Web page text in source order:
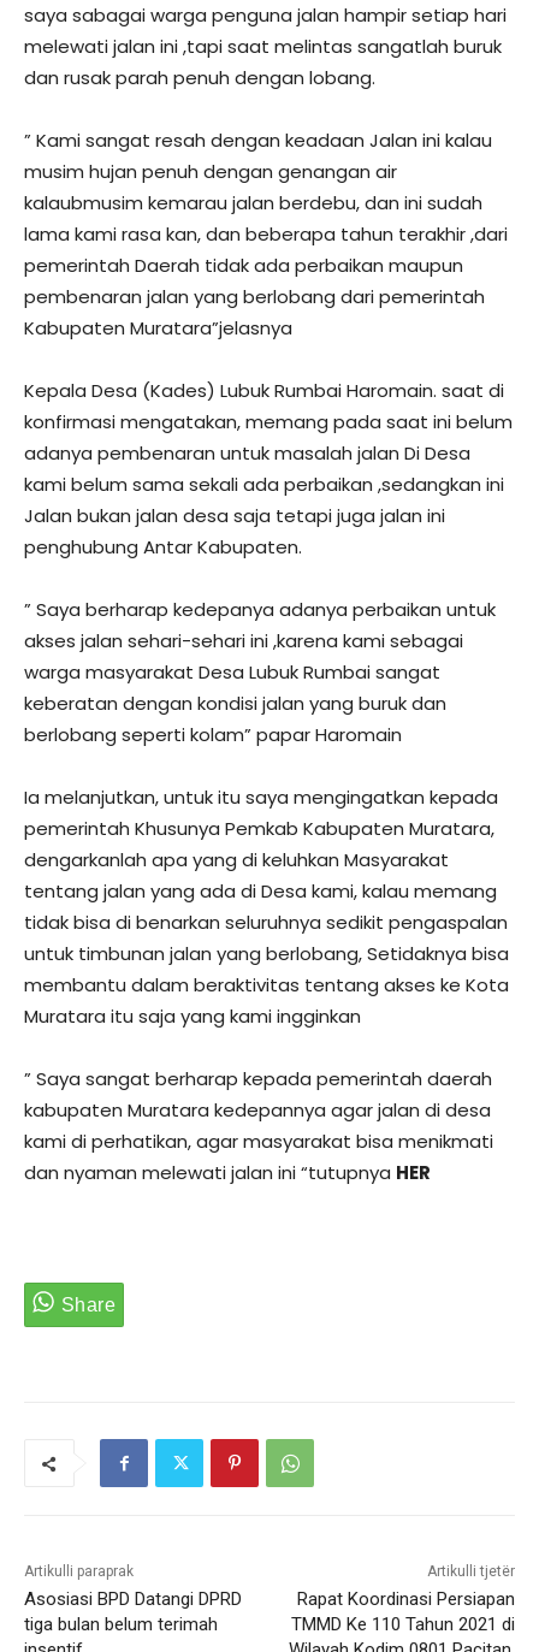
saya sabagai warga penguna jalan hampir setiap hari
melewati jalan ini ,tapi saat melintas sangatlah buruk
dan rusak parah penuh dengan lobang.
” Kami sangat resah dengan keadaan Jalan ini kalau
musim hujan penuh dengan genangan air
kalaubmusim kemarau jalan berdebu, dan ini sudah
lama kami rasa kan, dan beberapa tahun terakhir ,dari
pemerintah Daerah tidak ada perbaikan maupun
pembenaran jalan yang berlobang dari pemerintah
Kabupaten Muratara”jelasnya
Kepala Desa (Kades) Lubuk Rumbai Haromain. saat di
konfirmasi mengatakan, memang pada saat ini belum
adanya pembenaran untuk masalah jalan Di Desa
kami belum sama sekali ada perbaikan ,sedangkan ini
Jalan bukan jalan desa saja tetapi juga jalan ini
penghubung Antar Kabupaten.
” Saya berharap kedepanya adanya perbaikan untuk
akses jalan sehari-sehari ini ,karena kami sebagai
warga masyarakat Desa Lubuk Rumbai sangat
keberatan dengan kondisi jalan yang buruk dan
berlobang seperti kolam” papar Haromain
Ia melanjutkan, untuk itu saya mengingatkan kepada
pemerintah Khusunya Pemkab Kabupaten Muratara,
dengarkanlah apa yang di keluhkan Masyarakat
tentang jalan yang ada di Desa kami, kalau memang
tidak bisa di benarkan seluruhnya sedikit pengaspalan
untuk timbunan jalan yang berlobang, Setidaknya bisa
membantu dalam beraktivitas tentang akses ke Kota
Muratara itu saja yang kami ingginkan
” Saya sangat berharap kepada pemerintah daerah
kabupaten Muratara kedepannya agar jalan di desa
kami di perhatikan, agar masyarakat bisa menikmati
dan nyaman melewati jalan ini “tutupnya HER
Artikulli paraprak
Asosiasi BPD Datangi DPRD
tiga bulan belum terimah
Artikulli tjetër
Rapat Koordinasi Persiapan
TMMD Ke 110 Tahun 2021 di